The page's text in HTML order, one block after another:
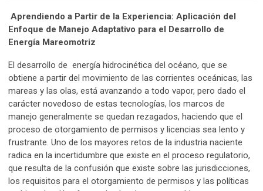
Aprendiendo a Partir de la Experiencia: Aplicación del
Enfoque de Manejo Adaptativo para el Desarrollo de
Energía Mareomotriz
El desarrollo de energía hidrocinética del océano, que se
obtiene a partir del movimiento de las corrientes oceánicas, las
mareas y las olas, está avanzando a todo vapor, pero dado el
carácter novedoso de estas tecnologías, los marcos de
manejo generalmente se quedan rezagados, haciendo que el
proceso de otorgamiento de permisos y licencias sea lento y
frustrante. Uno de los mayores retos de la industria naciente
radica en la incertidumbre que existe en el proceso regulatorio,
que resulta de la confusión que existe sobre las jurisdicciones,
los requisitos para el otorgamiento de permisos y las políticas